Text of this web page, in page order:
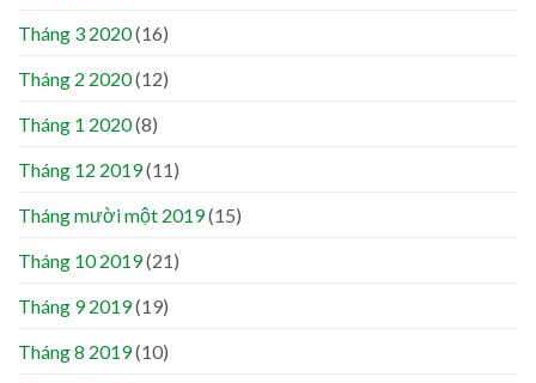
Tháng 3 2020(16)
Tháng 2 2020(12)
Tháng 1 2020(8)
Tháng 12 2019(11)
Tháng mười một 2019(15)
Tháng 10 2019(21)
Tháng 9 2019(19)
Tháng 8 2019(10)